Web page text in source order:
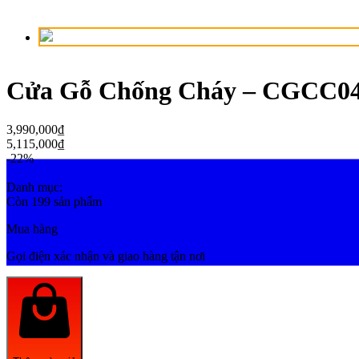
Cửa Gỗ Chống Cháy –
3,990,000₫
5,115,000₫
-22%
Danh mục:
Còn 199 sản phẩm
Mua hàng
Gọi điện xác nhận và giao hàng tận nơi